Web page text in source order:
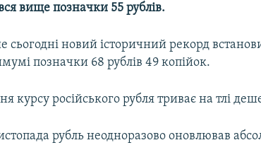
вище позначки 55 рублів.
сьогодні новий історичний рекорд
позначки 68 рублів 49 копійок.
курсу російського рубля триває на тлі
рубль неодноразово оновлював